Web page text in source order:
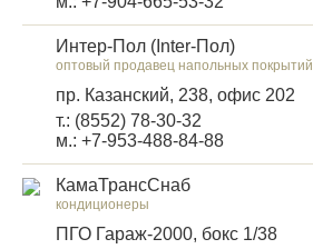
Интер-Пол (Inter-Пол)
оптовый продавец напольных покрытий
пр. Казанский, 238, офис 202
т.: (8552) 78-30-32
м.: +7-953-488-84-88
КамаТрансСнаб
кондиционеры
ПГО Гараж-2000, бокс 1/38